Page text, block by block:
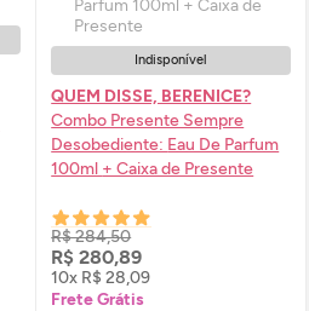
Indisponível
QUEM DISSE, BERENICE?
Combo Presente Sempre
Desobediente: Eau De Parfum
100ml + Caixa de Presente
R$ 284,50
R$ 280,89
10x R$ 28,09
Frete Grátis